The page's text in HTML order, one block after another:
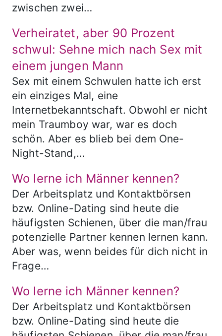
zwischen zwei…
Verheiratet, aber 90 Prozent
schwul: Sehne mich nach Sex mit
einem jungen Mann
Sex mit einem Schwulen hatte ich erst
ein einziges Mal, eine
Internetbekanntschaft. Obwohl er nicht
mein Traumboy war, war es doch
schön. Aber es blieb bei dem One-
Night-Stand,…
Wo lerne ich Männer kennen?
Der Arbeitsplatz und Kontaktbörsen
bzw. Online-Dating sind heute die
häufigsten Schienen, über die man/frau
potenzielle Partner kennen lernen kann.
Aber was, wenn beides für dich nicht in
Frage…
Wo lerne ich Männer kennen?
Der Arbeitsplatz und Kontaktbörsen
bzw. Online-Dating sind heute die